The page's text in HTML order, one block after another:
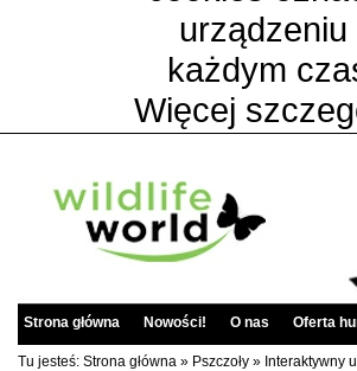
każdym
Więcej
Strona główna Nowości! O nas Oferta
Tu jesteś: Strona główna » Pszczoły » Interaktywny